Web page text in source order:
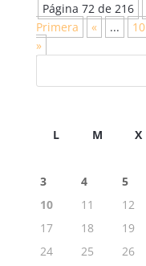
Página 72 de 216
Primera
« ... 10
»
L M X
3
4 5
10
11 12
17
18 19
24
25 26